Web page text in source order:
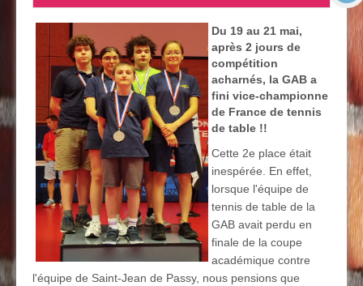
Du 19 au 21 mai,
après 2 jours de
compétition
acharnés, la GAB a
fini vice-championne
de France de tennis
de table !!
Cette 2e place était
inespérée. En effet,
lorsque l'équipe de
tennis de table de la
GAB avait perdu en
finale de la coupe
académique contre
l'équipe de Saint-Jean de Passy, nous pensions que